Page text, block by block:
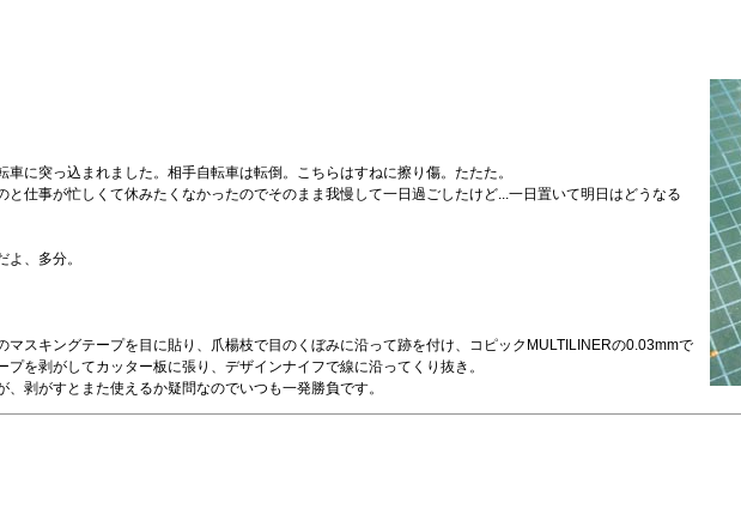
に突っ込まれました。相手自転車は転倒。こちらはすねに擦り傷。たたた。
と仕事が忙しくて休みたくなかったのでそのまま我慢して一日過ごしたけど...一日置いて明日はどうなる
、多分。
マスキングテープを目に貼り、爪楊枝で目のくぼみに沿って跡を付け、コピックMULTILINERの0.03mmで
を剥がしてカッター板に張り、デザインナイフで線に沿ってくり抜き。
剥がすとまた使えるか疑問なのでいつも一発勝負です。